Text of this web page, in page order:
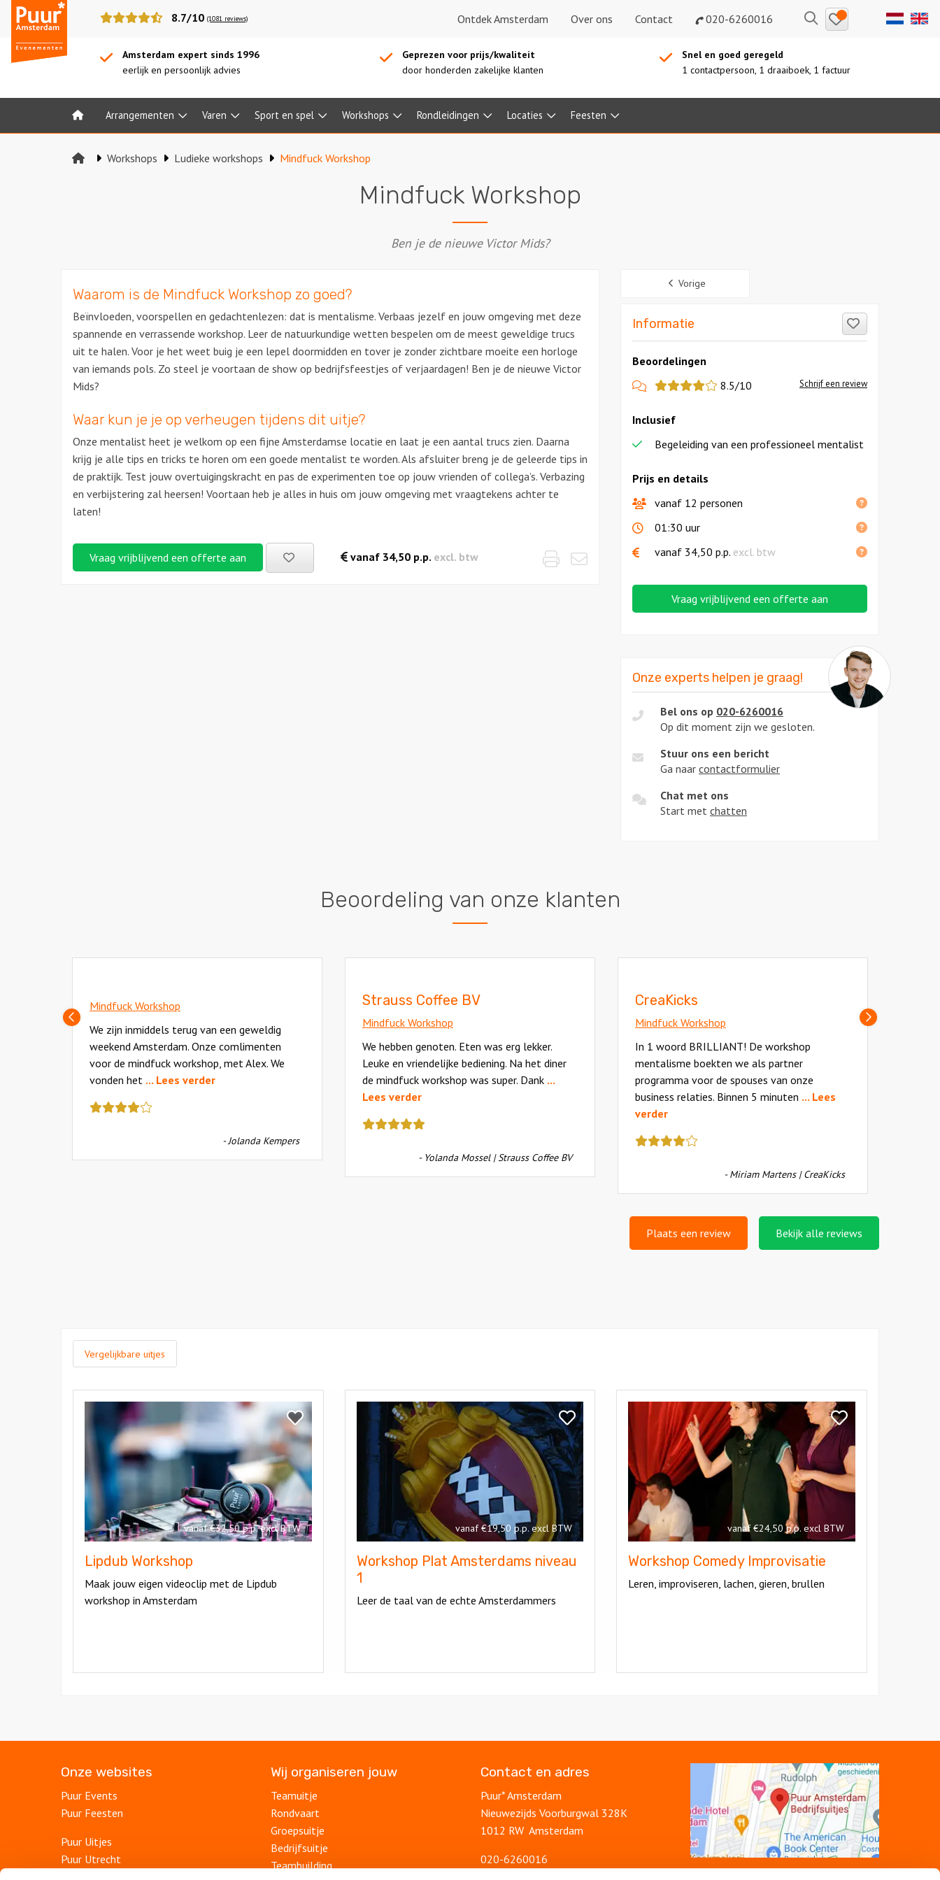
Puur*
Amsterdam
bedrijfsuitjes
8.7/10 (1081 reviews) Ontdek Amsterdam Over ons Contact 020-6260016 ZoekenBewaarde
uitjes
Amsterdam expert sinds 1996
eerlijk en persoonlijk advies
Geprezen voor prijs/kwaliteit
door honderden zakelijke klanten
Snel en goed geregeld
1 contactpersoon, 1 draaiboek, 1 factuur
Home Arrangementen Varen Sport en spel Workshops Rondleidingen Locaties Feesten
Workshops Ludieke workshops Mindfuck Workshop
Mindfuck Workshop
Ben je de nieuwe Victor Mids?
Waarom is de Mindfuck Workshop zo goed?
Beïnvloeden, voorspellen en gedachtenlezen: dat is mentalisme. Verbaas jezelf en jouw omgeving met deze
spannende en verrassende workshop. Leer de natuurkundige wetten bespelen om de meest geweldige trucs
uit te halen. Voor je het weet buig je een lepel doormidden en tover je zonder zichtbare moeite een horloge
van iemands pols. Zo steel je voortaan de show op bedrijfsfeestjes of verjaardagen! Ben je de nieuwe Victor
Mids?
Waar kun je je op verheugen tijdens dit uitje?
Onze mentalist heet je welkom op een fijne Amsterdamse locatie en laat je een aantal trucs zien. Daarna
krijg je alle tips en tricks te horen om een goede mentalist te worden. Als afsluiter breng je de geleerde tips in
de praktijk. Test jouw overtuigingskracht en pas de experimenten toe op jouw vrienden of collega’s. Verbazing
en verbijstering zal heersen! Voortaan heb je alles in huis om jouw omgeving met vraagtekens achter te
laten!
Vraag vrijblijvend een offerte aan
Bewaarde
uitjes
vanaf 34,50 p.p. excl. btw Email
Print
Sidebar
Vorige
Informatie
Beoordelingen
View
reviews
8.5/10 Schrijf een review
Prijs en details
vanaf 12 personen
01:30 uur
vanaf 34,50 p.p. excl. btw
Inclusief
Begeleiding van een professioneel mentalist
Vraag vrijblijvend een offerte aan
Onze experts helpen je graag!
Bel ons op 020-6260016
Op dit moment zijn we gesloten.
Stuur ons een bericht
Ga naar contactformulier
Chat met ons
Start met chatten
Beoordeling van onze klanten
Vorige
slide
Mindfuck Workshop
We zijn inmiddels terug van een geweldig
weekend Amsterdam. Onze comlimenten
voor de mindfuck workshop, met Alex. We
vonden het ... Lees verder
review
cijfer
- Jolanda Kempers
Strauss Coffee BV
Mindfuck Workshop
We hebben genoten. Eten was erg lekker.
Leuke en vriendelijke bediening. Na het diner
de mindfuck workshop was super. Dank ...
Lees verder
review
cijfer
- Yolanda Mossel | Strauss Coffee BV
CreaKicks
Mindfuck Workshop
In 1 woord BRILLIANT! De workshop
mentalisme boekten we als partner
programma voor de spouses van onze
business relaties. Binnen 5 minuten ... Lees
verder
review
cijfer
een
4.5
- Miriam Martens | CreaKicks
Volgende
slide
Plaats een review Bekijk alle reviews
Vergelijkbare uitjes
Bekijk
Lipdub
Workshop
vanaf €32,50 p.p. excl BTW
Lipdub Workshop
Maak jouw eigen videoclip met de Lipdub
workshop in Amsterdam
Workshop
Bekijk
Workshop
Plat
Amsterdams
niveau
1
vanaf €19,50 p.p. excl BTW
Workshop Plat Amsterdams niveau
1
Leer de taal van de echte Amsterdammers
Amsterdams
niveau
Bekijk
Workshop
Comedy
Improvisatie
vanaf €24,50 p.p. excl BTW
Workshop Comedy Improvisatie
Leren, improviseren, lachen, gieren, brullen
Workshop
Comedy
Improvisatie
Onze websites
Puur Events
Puur Feesten
Puur Uitjes
Puur Utrecht
Wij organiseren jouw
Teamuitje
Rondvaart
Groepsuitje
Bedrijfsuitje
Teambuilding
Contact en adres
Puur* Amsterdam
Nieuwezijds Voorburgwal 328K
1012 RW Amsterdam
020-6260016